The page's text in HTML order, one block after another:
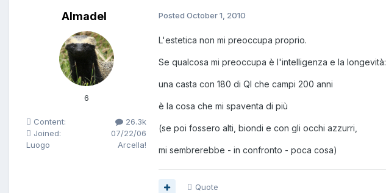
Almadel
6
Content:
26.3k
Joined:
07/22/06
Luogo
Arcella!
Posted October 1, 2010
L'estetica non mi preoccupa proprio.
Se qualcosa mi preoccupa è l'intelligenza e la longevità:
una casta con 180 di QI che campi 200 anni
è la cosa che mi spaventa di più
(se poi fossero alti, biondi e con gli occhi azzurri,
mi sembrerebbe - in confronto - poca cosa)
Quote